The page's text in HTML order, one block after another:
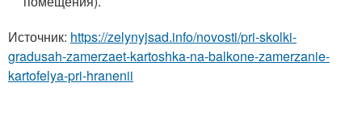
Источник: https://zelynyjsad.info/novosti/pri-skolki-
gradusah-zamerzaet-kartoshka-na-balkone-zamerzanie-
kartofelya-pri-hranenii